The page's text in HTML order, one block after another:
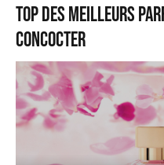
Top des meilleurs
concocter